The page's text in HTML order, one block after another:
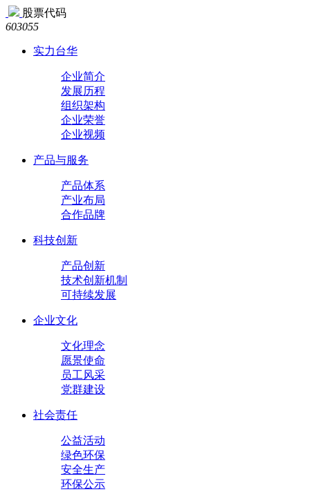
股票代码
603055
实力台华
企业简介
发展历程
组织架构
企业荣誉
企业视频
产品与服务
产品体系
产业布局
合作品牌
科技创新
产品创新
技术创新机制
可持续发展
企业文化
文化理念
愿景使命
员工风采
党群建设
社会责任
公益活动
绿色环保
安全生产
环保公示